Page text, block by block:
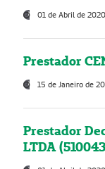
01 de Abril de 2020
Prestador
15 de Janeiro de
Prestador
LTDA